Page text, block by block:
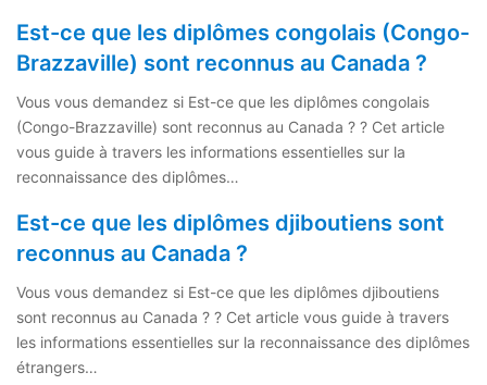
Est-ce que les diplômes congolais (Congo-
Brazzaville) sont reconnus au Canada ?
Vous vous demandez si Est-ce que les diplômes congolais
(Congo-Brazzaville) sont reconnus au Canada ? ? Cet article
vous guide à travers les informations essentielles sur la
reconnaissance des diplômes…
Est-ce que les diplômes djiboutiens sont
reconnus au Canada ?
Vous vous demandez si Est-ce que les diplômes djiboutiens
sont reconnus au Canada ? ? Cet article vous guide à travers
les informations essentielles sur la reconnaissance des diplômes
étrangers…